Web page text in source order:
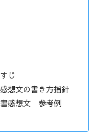
じ
想文の書き方指針
書感想文 参考例